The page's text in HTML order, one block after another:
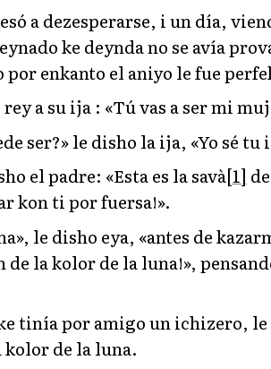
a dezesperarse, i un día,
ke deynda no se avía
enkanto el aniyo le fue
a su ija : «Tú vas a ser mi
ser?» le disho la ija, «Yo sé tu
el padre: «Esta es la savà[1]
kon ti por fuersa!».
le disho eya, «antes de
de la kolor de la luna!»,
tinía por amigo un ichizero,
kolor de la luna.